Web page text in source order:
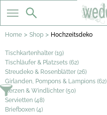
Home > Shop > Hochzeitsdeko
Tischkartenhalter (19)
Tischläufer & Platzsets (62)
Streudeko & Rosenblätter (26)
Girlanden, Pompons & Lampions (62)
Kerzen & Windlichter (50)
Servietten (48)
Briefboxen (4)